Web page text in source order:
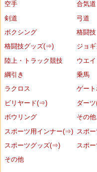
空手
合気道
剣道
弓道
ボクシング
格闘技
格闘技グッズ(⇒)
ジョ
陸上・トラック競技
ウエ
綱引き
乗馬
ラクロス
ゲー
ビリヤード(⇒)
ダー
ボウリング
その
スポーツ用インナー(⇒)
スポ
スポーツグッズ(⇒)
スポ
その他